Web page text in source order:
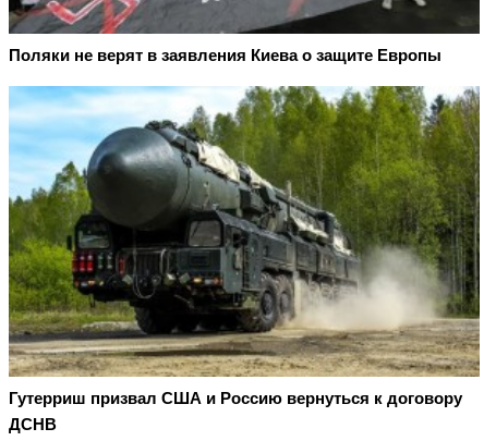
Поляки не верят в заявления Киева о защите Европы
Гутерриш призвал США и Россию вернуться к договору
ДСНВ